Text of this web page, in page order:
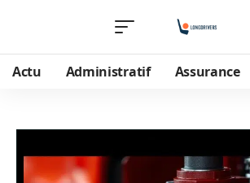
Actu Administratif Assurance